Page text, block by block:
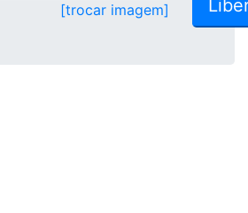
[trocar imagem]